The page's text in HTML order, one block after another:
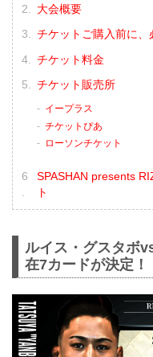
大会概要
チケットご購入前に
チケット料金
チケット販売所
イープラス
チケットぴあ
ローソンチケット
SPASHAN presents
ト
ルイス・グスタボ
在7カードが決定！